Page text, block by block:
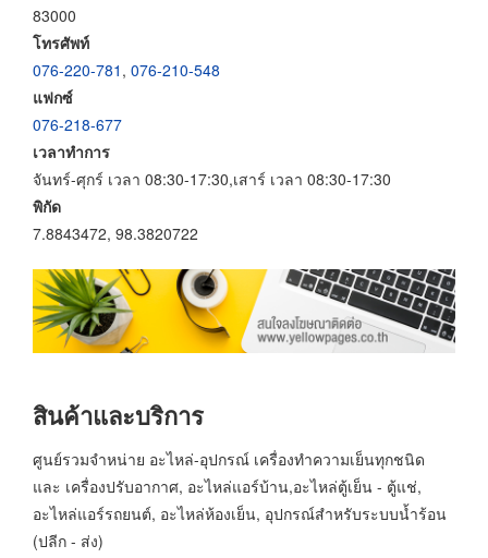
83000
โทรศัพท์
076-220-781 , 076-210-548
แฟกซ์
076-218-677
เวลาทำการ
จันทร์-ศุกร์ เวลา 08:30-17:30,เสาร์ เวลา 08:30-17:30
พิกัด
7.8843472, 98.3820722
สินค้าและบริการ
ศูนย์รวมจำหน่าย อะไหล่-อุปกรณ์ เครื่องทำความเย็นทุกชนิด
และ เครื่องปรับอากาศ, อะไหล่แอร์บ้าน,อะไหล่ตู้เย็น - ตู้แช่,
อะไหล่แอร์รถยนต์, อะไหล่ห้องเย็น, อุปกรณ์สำหรับระบบน้ำร้อน
(ปลีก - ส่ง)